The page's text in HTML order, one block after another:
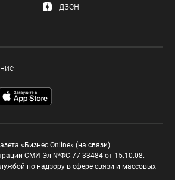
дзен
«Бизнес Online» (на связи).
СМИ Эл №ФС 77-33484 от 15.10.08.
по надзору в сфере связи и массовых